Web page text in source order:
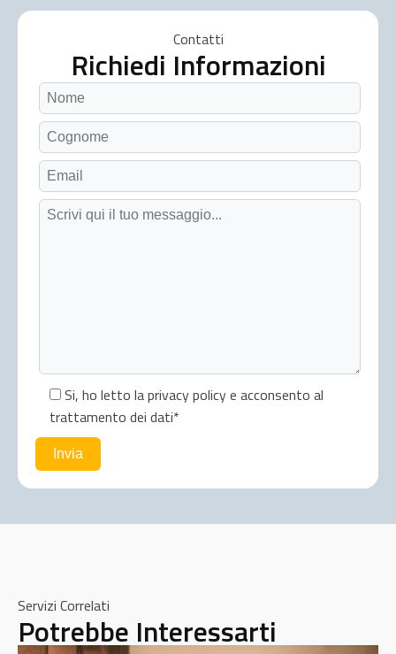
Contatti
Richiedi Informazioni
Si, ho letto la privacy policy e acconsento al
trattamento dei dati*
Servizi Correlati
Potrebbe Interessarti